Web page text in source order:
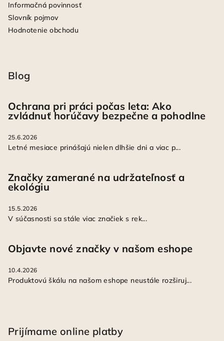
Informačná povinnosť
Slovník pojmov
Hodnotenie obchodu
Blog
Ochrana pri práci počas leta: Ako
zvládnuť horúčavy bezpečne a pohodlne
25.6.2026
Letné mesiace prinášajú nielen dlhšie dni a viac p...
Značky zamerané na udržateľnosť a
ekológiu
15.5.2026
V súčasnosti sa stále viac značiek s rek...
Objavte nové značky v našom eshope
10.4.2026
Produktovú škálu na našom eshope neustále rozširuj...
Prijímame online platby